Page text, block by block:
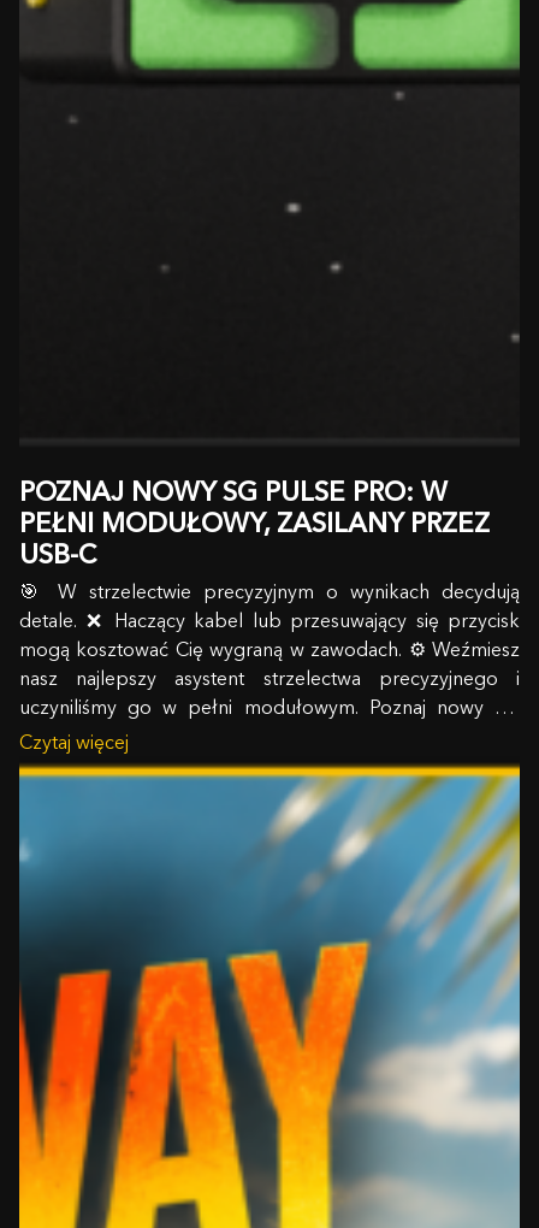
POZNAJ NOWY SG PULSE PRO: W
PEŁNI MODUŁOWY, ZASILANY PRZEZ
USB-C
🎯 W strzelectwie precyzyjnym o wynikach decydują
detale. ❌ Haczący kabel lub przesuwający się przycisk
mogą kosztować Cię wygraną w zawodach. ⚙️ Weźmiesz
nasz najlepszy asystent strzelectwa precyzyjnego i
uczyniliśmy go w pełni modułowym. Poznaj nowy SG
Pulse Pro – teraz zaktualizowany, aby idealnie współgrać z
Twoim sztucerem. ⬇︎ Zobacz…
Czytaj więcej